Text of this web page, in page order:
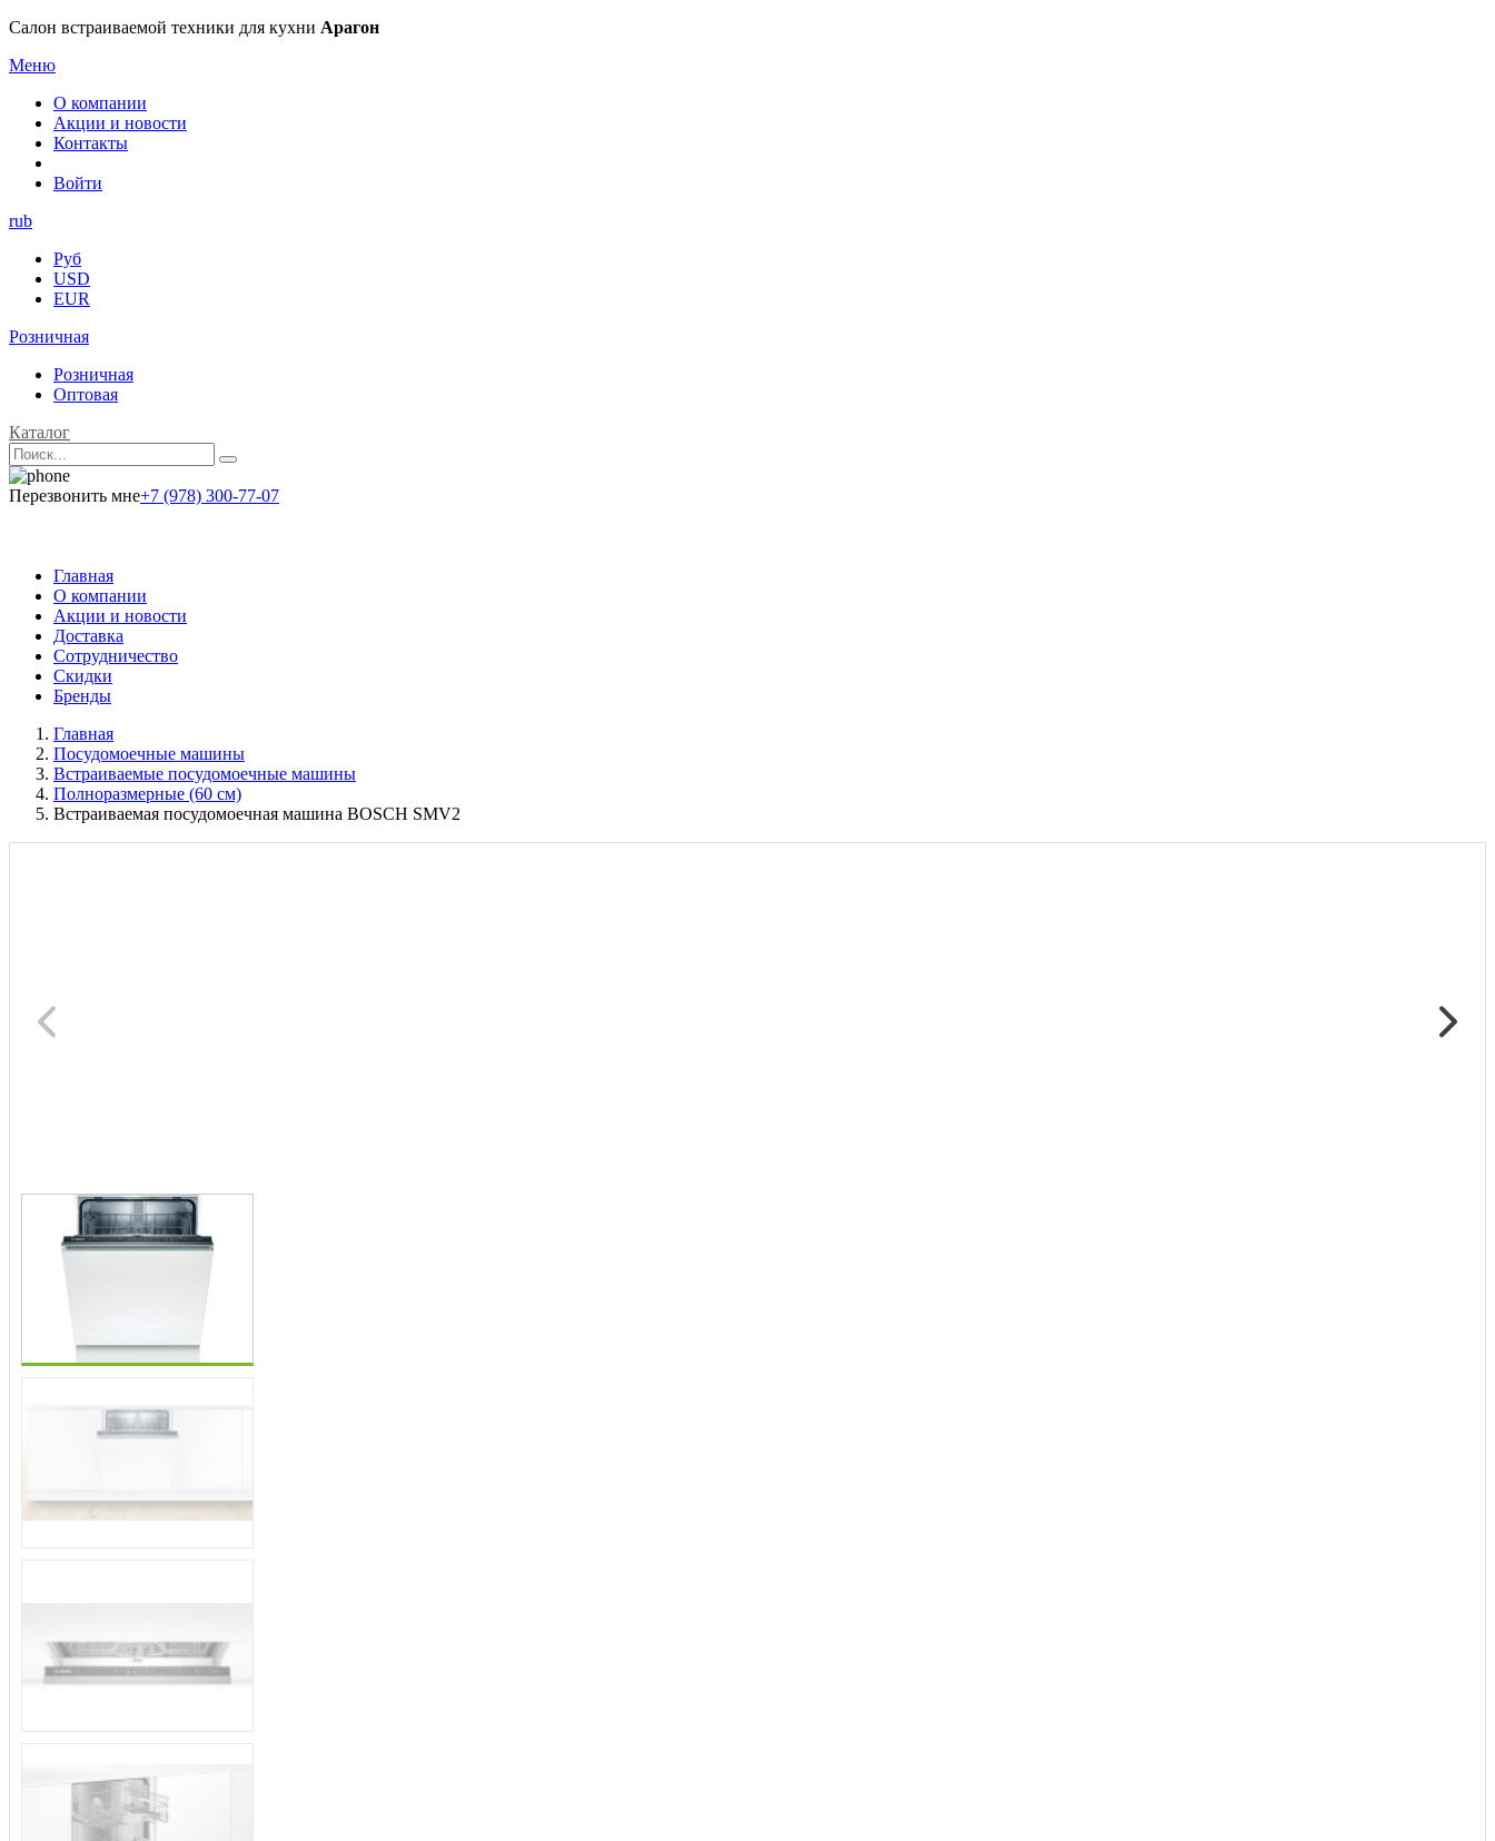
Салон встраиваемой техники для кухни Арагон
Меню
О компании
Акции и новости
Контакты
Войти
rub
Руб
USD
EUR
Розничная
Розничная
Оптовая
Каталог
Перезвонить мне+7 (978) 300-77-07
Главная
О компании
Акции и новости
Доставка
Сотрудничество
Скидки
Бренды
Главная
Посудомоечные машины
Встраиваемые посудомоечные машины
Полноразмерные (60 см)
Встраиваемая посудомоечная машина BOSCH SMV2